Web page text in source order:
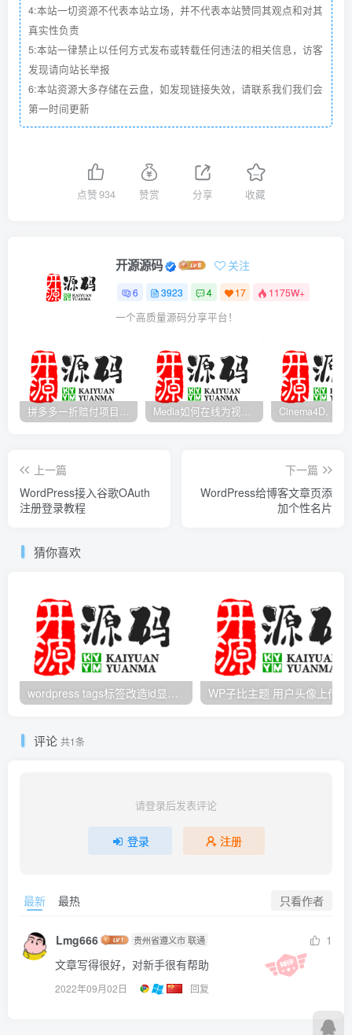
4:本站一切资源不代表本站立场，并不代表本站赞同其观点和对其
真实性负责
5:本站一律禁止以任何方式发布或转载任何违法的相关信息，访客
发现请向站长举报
6:本站资源大多存储在云盘，如发现链接失效，请联系我们我们会
第一时间更新
点赞934 赞赏 分享 收藏
开源源码 关注
6 3923 4 17 1175W+
一个高质量源码分享平台！
拼多多一折赔付项目是怎么操作的？ Media如何在线为视频自动添加字幕？
上一篇
WordPress接入谷歌OAuth
注册登录教程
下一篇
WordPress给博客文章页添
加个性名片
猜你喜欢
wordpress tags标签改造id显示加后缀html显示
评论 共1条
请登录后发表评论
登录 注册
最新 最热 只看作者
Lmg666 贵州省遵义市 联通
1
文章写得很好，对新手很有帮助
2022年09月02日 回复